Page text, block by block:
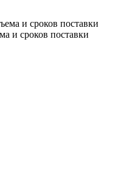
и сроков поставки